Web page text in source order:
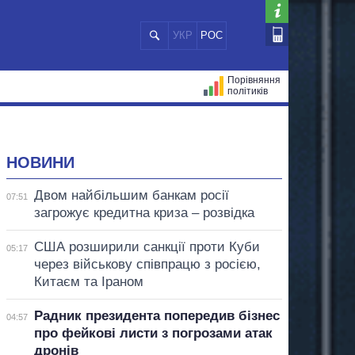
УКР РОС
Порівняння
політиків
НОВИНИ
07:51
Двом найбільшим банкам росії
загрожує кредитна криза – розвідка
05:17
США розширили санкції проти Куби
через військову співпрацю з росією,
Китаєм та Іраном
04:57
Радник президента попередив бізнес
про фейкові листи з погрозами атак
дронів